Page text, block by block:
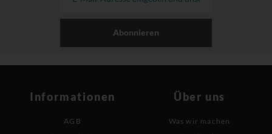
Abonnieren
Informationen
AGB
Über uns
Was wir machen